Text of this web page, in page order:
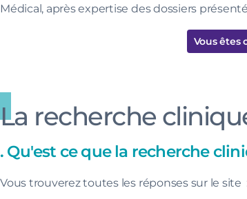
Médical, après expertise des dossiers
Vous êtes
La recherche
. Qu'est ce que la recherche
Vous trouverez toutes les réponses sur le site